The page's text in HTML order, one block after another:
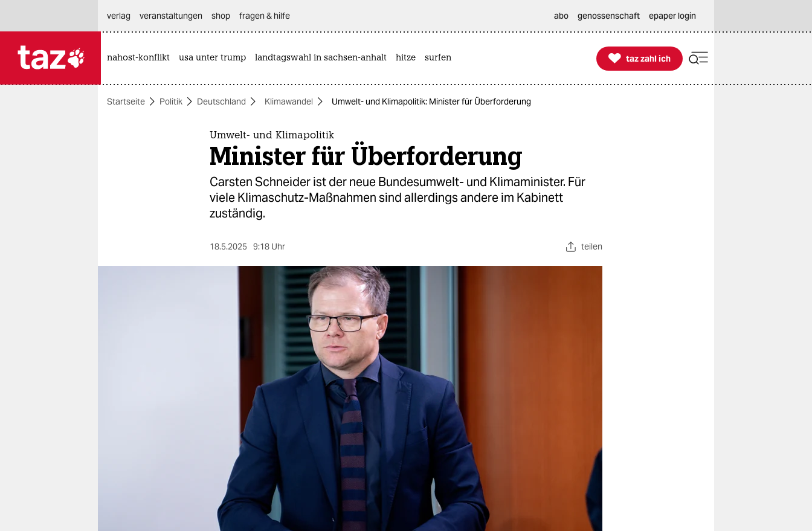
themen
verlag
veranstaltungen shop fragen & hilfe abo genossenschaft epaper login
nahost-konflikt usa unter trump landtagswahl in sachsen-anhalt hitze surfen 
taz zahl ich
taz zahl ich
Startseite Politik Deutschland Klimawandel Umwelt- und Klimapolitik: Minister für Überforderung
Umwelt- und Klimapolitik
Minister für Überforderung
Carsten Schneider ist der neue Bundesumwelt- und Klimaminister. Für
viele Klimaschutz-Maßnahmen sind allerdings andere im Kabinett
zuständig.
18.5.2025 9:18 Uhr teilen